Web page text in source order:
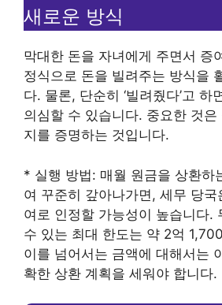
새로운 방식
막대한 돈을 자녀에게 주면서 증
정식으로 돈을 빌려주는 방식을
다. 물론, 단순히 ‘빌려줬다’고 하
의심할 수 있습니다. 중요한 것은
지를 증명하는 것입니다.
* 실행 방법: 매월 원금을 상환하
여 꾸준히 갚아나가면, 세무 당국
여로 인정할 가능성이 높습니다.
수 있는 최대 한도는 약 2억
이를 넘어서는 금액에 대해서는
확한 상환 계획을 세워야 합니다.